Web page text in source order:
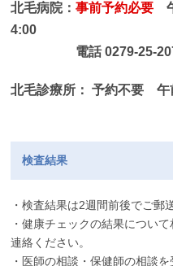
北毛病院：事前予約必要
4:00
電話 0279-25-2079
北毛診療所： 予約不要 午
検査結果
・検査結果は2週間前後でご郵
・健康チェックの結果につい
連絡ください。
・医師の相談・保健師の相談を